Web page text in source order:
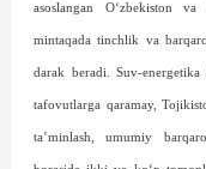
asoslangan O‘zbekiston
mintaqada tinchlik va
darak beradi. Suv-
tafovutlarga qaramay,
ta’minlash, umumiy